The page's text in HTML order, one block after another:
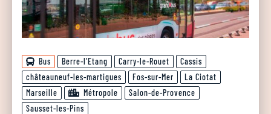
Bus Berre-l'Etang Carry-le-Rouet
Cassis
châteauneuf-les-martigues
Fos-sur-Mer
La Ciotat
Marseille
Métropole
Salon-de-Provence
Sausset-les-Pins